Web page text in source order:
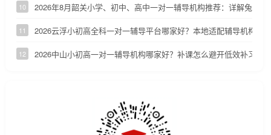
10 2026年8月韶关小学、初中、高中一对一辅导机构推荐：详解兔启1
11 2026云浮小初高全科一对一辅导平台哪家好？本地适配辅导机构深
12 2026中山小初高一对一辅导机构哪家好？补课怎么避开低效补习陷阱